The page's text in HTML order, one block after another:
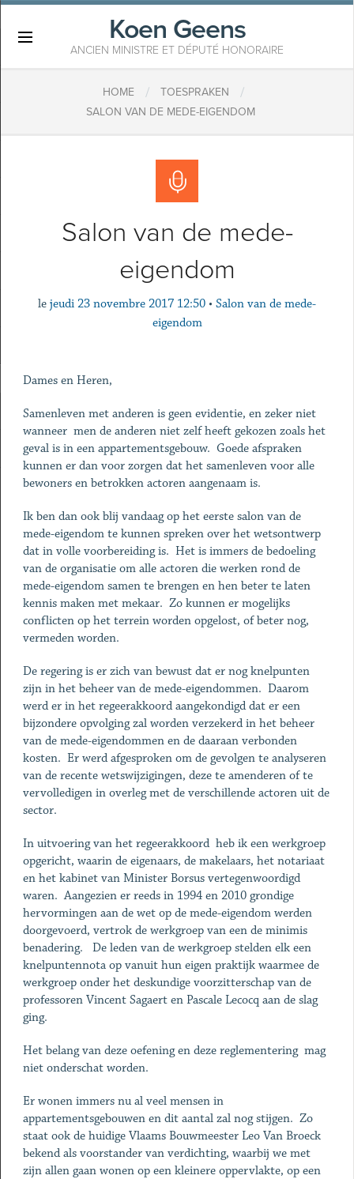
Koen Geens
ANCIEN MINISTRE ET DÉPUTÉ HONORAIRE
HOME / TOESPRAKEN /
SALON VAN DE MEDE-EIGENDOM
Salon van de mede-
eigendom
le jeudi 23 novembre 2017 12:50 • Salon van de mede-
eigendom
Dames en Heren,
Samenleven met anderen is geen evidentie, en zeker niet
wanneer men de anderen niet zelf heeft gekozen zoals het
geval is in een appartementsgebouw. Goede afspraken
kunnen er dan voor zorgen dat het samenleven voor alle
bewoners en betrokken actoren aangenaam is.
Ik ben dan ook blij vandaag op het eerste salon van de
mede-eigendom te kunnen spreken over het wetsontwerp
dat in volle voorbereiding is. Het is immers de bedoeling
van de organisatie om alle actoren die werken rond de
mede-eigendom samen te brengen en hen beter te laten
kennis maken met mekaar. Zo kunnen er mogelijks
conflicten op het terrein worden opgelost, of beter nog,
vermeden worden.
De regering is er zich van bewust dat er nog knelpunten
zijn in het beheer van de mede-eigendommen. Daarom
werd er in het regeerakkoord aangekondigd dat er een
bijzondere opvolging zal worden verzekerd in het beheer
van de mede-eigendommen en de daaraan verbonden
kosten. Er werd afgesproken om de gevolgen te analyseren
van de recente wetswijzigingen, deze te amenderen of te
vervolledigen in overleg met de verschillende actoren uit de
sector.
In uitvoering van het regeerakkoord heb ik een werkgroep
opgericht, waarin de eigenaars, de makelaars, het notariaat
en het kabinet van Minister Borsus vertegenwoordigd
waren. Aangezien er reeds in 1994 en 2010 grondige
hervormingen aan de wet op de mede-eigendom werden
doorgevoerd, vertrok de werkgroep van een de minimis
benadering. De leden van de werkgroep stelden elk een
knelpuntennota op vanuit hun eigen praktijk waarmee de
werkgroep onder het deskundige voorzitterschap van de
professoren Vincent Sagaert en Pascale Lecocq aan de slag
ging.
Het belang van deze oefening en deze reglementering mag
niet onderschat worden.
Er wonen immers nu al veel mensen in
appartementsgebouwen en dit aantal zal nog stijgen. Zo
staat ook de huidige Vlaams Bouwmeester Leo Van Broeck
bekend als voorstander van verdichting, waarbij we met
zijn allen gaan wonen op een kleinere oppervlakte, op een